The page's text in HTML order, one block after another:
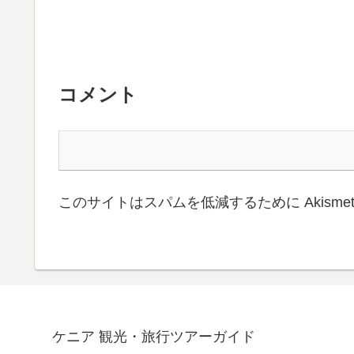
コメント
このサイトはスパムを低減するために
ケニア 観光・旅行ツアーガイド